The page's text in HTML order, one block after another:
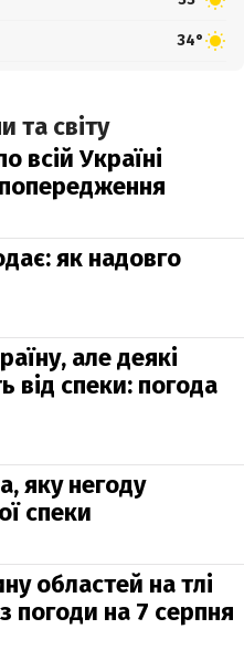
34°
та світу
всій Україні
як надовго
але деякі
від спеки: погода
яку негоду
спеки
областей на тлі
погоди на 7 серпня